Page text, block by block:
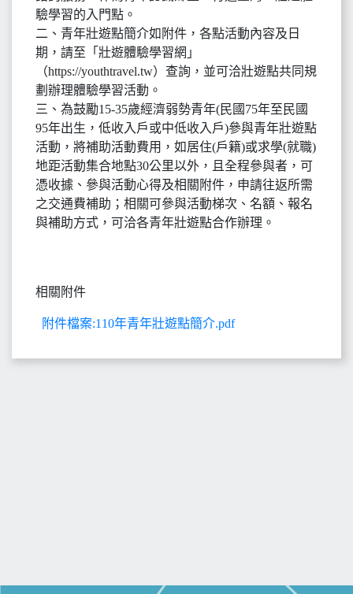
驗學習的入門點。
二、青年壯遊點簡介如附件，各點活動內容及日
期，請至「壯遊體驗學習網」
（https://youthtravel.tw）查詢，並可洽壯遊點共同規
劃辦理體驗學習活動。
三、為鼓勵15-35歲經濟弱勢青年(民國75年至民國
95年出生，低收入戶或中低收入戶)參與青年壯遊點
活動，將補助活動費用，如居住(戶籍)或求學(就職)
地距活動集合地點30公里以外，且全程參與者，可
憑收據、參與活動心得及相關附件，申請往返所需
之交通費補助；相關可參與活動梯次、名額、報名
與補助方式，可洽各青年壯遊點合作辦理。
相關附件
附件檔案:110年青年壯遊點簡介.pdf